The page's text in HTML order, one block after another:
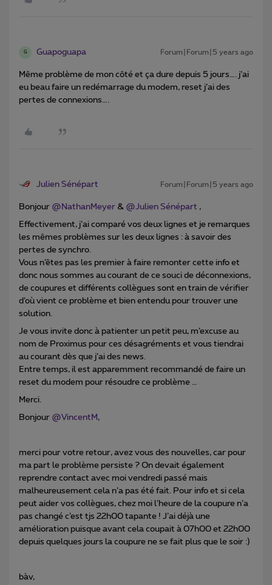
G Guapoguapa Forum|Forum|5 years ago
Même problème de mon côté et ça dure depuis 5 jours…. j’ai
eu beau faire un redémarrage du modem, reset j’ai des
pertes de connexions….
Julien Sénépart Forum|Forum|5 years ago
Bonjour @NathanMeyer & @Julien Sénépart ,
Effectivement, j’ai comparé vos deux lignes et je remarques
les mêmes problèmes sur les deux lignes : à savoir des
pertes de synchro.
Vous n’êtes pas les premier à faire remonter cette info et
donc nous sommes au courant de ce souci de déconnexions,
de coupures et différents collègues sont en train de vérifier
d’où vient ce problème et bien entendu pour trouver une
solution.
Je vous invite donc à patienter un petit peu, m’excuse au
nom de Proximus pour ces désagréments et vous tiendrai
au courant dès que j’ai des news.
Entre temps, il est apparemment recommandé de faire un
reset du modem pour résoudre ce problème …
Merci.
Bonjour @VincentM ,
merci pour votre retour, avez vous des nouvelles, car pour
ma part le problème persiste ? On devait également
reprendre contact avec moi vendredi passé mais
malheureusement cela n’a pas été fait. Pour info et si cela
peut aider vos collègues, chez moi l’heure de la coupure n’a
pas changé c’est tjs 22h00 tapante ! J’ai déjà une
amélioration puisque avant cela coupait à 07h00 et 22h00
depuis quelques jours la coupure ne se fait plus que le soir :)
bàv,